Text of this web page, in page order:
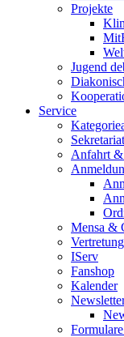
Projekte
Jugend
Service
Sekretariat
Anfahrt
Mensa &
IServ
Fanshop
Kalender